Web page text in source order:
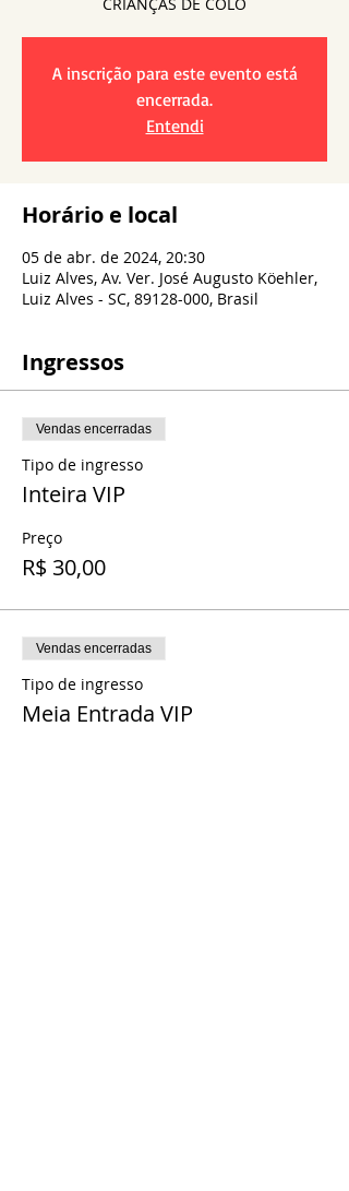
A inscrição para este evento está
encerrada.
Entendi
Horário e local
05 de abr. de 2024, 20:30
Luiz Alves, Av. Ver. José Augusto Köehler,
Luiz Alves - SC, 89128-000, Brasil
Ingressos
Vendas encerradas
Tipo de ingresso
Inteira VIP
Preço
R$ 30,00
Vendas encerradas
Tipo de ingresso
Meia Entrada VIP